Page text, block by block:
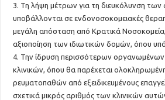
3. Τη λήψη μέτρων για τη διευκόλυνση
υποβάλλονται σε ενδονοσοκομειακές
μεγάλη απόσταση από Κρατικά
αξιοποίηση των ιδιωτικών δομών, όπου
4. Την ίδρυση περισσότερων
κλινικών, όπου θα παρέχεται
ρευματοπαθών από εξειδικευμένους
σχετικά μικρός αριθμός των κλινικών